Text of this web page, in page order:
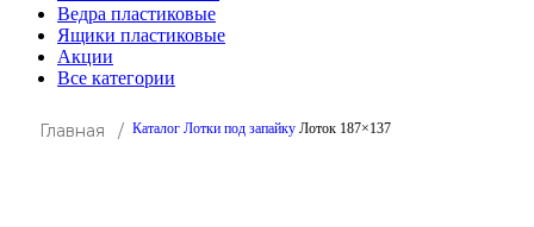
Ведра пластиковые
Ящики пластиковые
Акции
Все категории
Главная / Каталог Лотки под запайку Лоток 187×137